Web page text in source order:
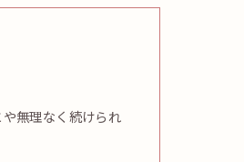
無理なく続けられ